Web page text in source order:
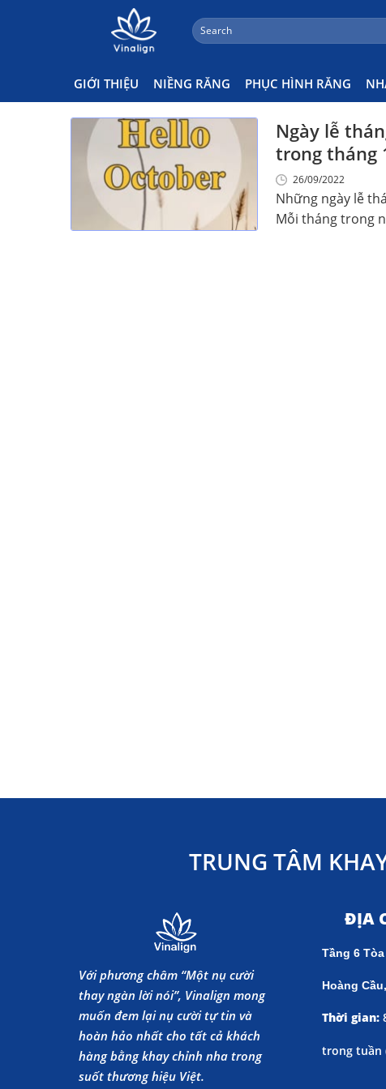
Search
for:
GIỚI THIỆU NIỀNG RĂNG PHỤC HÌNH RĂNG
Ngày Lễ Tháng 10 Có Gì \
Ngày lễ
trong tháng
26/09/2022
Những ngày lễ
Mỗi tháng trong
TRUNG TÂM
Với phương châm “Một nụ cười
thay ngàn lời nói”, Vinalign mong
muốn đem lại nụ cười tự tin và
hoàn hảo nhất cho tất cả khách
hàng bằng khay chỉnh nha trong
suốt thương hiệu Việt.
ĐỊA
Tầng 6
Hoàng
Thời gian:
trong tuần